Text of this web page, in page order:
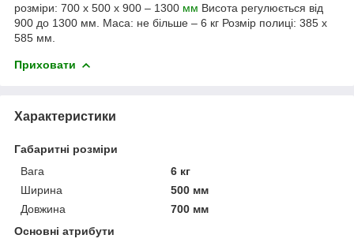
розміри: 700 х 500 х 900 – 1300 мм Висота регулюється від
900 до 1300 мм. Маса: не більше – 6 кг Розмір полиці: 385 х
585 мм.
Приховати
Характеристики
Габаритні розміри
Вага
6 кг
Ширина
500 мм
Довжина
700 мм
Основні атрибути